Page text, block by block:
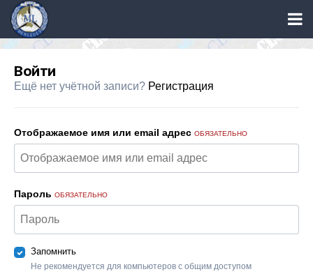
Войти
Ещё нет учётной записи? Регистрация
Отображаемое имя или email адрес ОБЯЗАТЕЛЬНО
Пароль ОБЯЗАТЕЛЬНО
Запомнить
Не рекомендуется для компьютеров с общим доступом